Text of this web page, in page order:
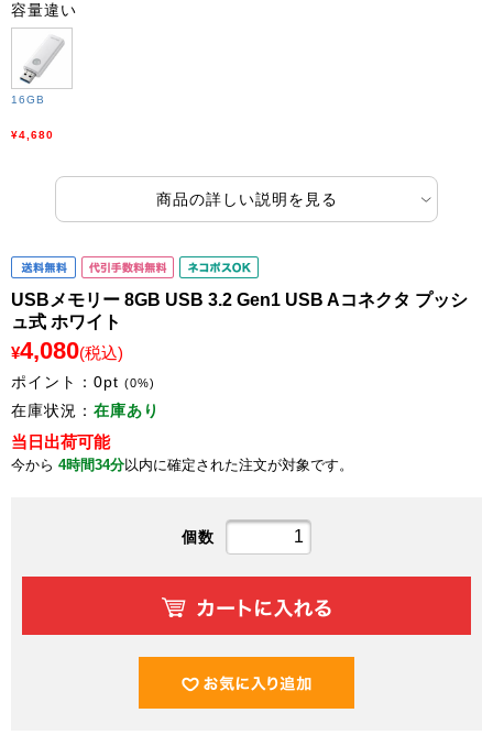
容量違い
16GB
¥4,680
商品の詳しい説明を見る
USBメモリー 8GB USB 3.2 Gen1 USB Aコネクタ プッシ
ュ式 ホワイト
¥4,080(税込)
ポイント： 0pt (0%)
在庫状況： 在庫あり
当日出荷可能
今から 4時間34分以内に確定された注文が対象です。
個数